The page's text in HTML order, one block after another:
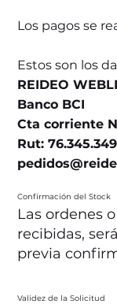
Los pagos se
Estos son los
REIDEO
Banco BCI
Cta corriente
Rut:
Confirmación del Stock
Las ordenes
recibidas,
previa
Validez de la Solicitud